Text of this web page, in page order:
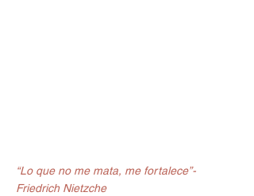
“Lo que no me mata, me fortalece”-
Friedrich Nietzche